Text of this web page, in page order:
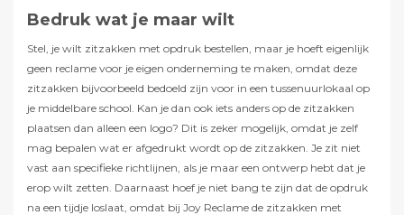
Bedruk wat je maar wilt
Stel, je wilt zitzakken met opdruk bestellen, maar je hoeft eigenlijk
geen reclame voor je eigen onderneming te maken, omdat deze
zitzakken bijvoorbeeld bedoeld zijn voor in een tussenuurlokaal op
je middelbare school. Kan je dan ook iets anders op de zitzakken
plaatsen dan alleen een logo? Dit is zeker mogelijk, omdat je zelf
mag bepalen wat er afgedrukt wordt op de zitzakken. Je zit niet
vast aan specifieke richtlijnen, als je maar een ontwerp hebt dat je
erop wilt zetten. Daarnaast hoef je niet bang te zijn dat de opdruk
na een tijdje loslaat, omdat bij Joy Reclame de zitzakken met